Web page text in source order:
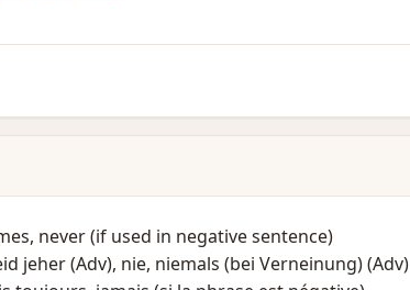
never (if used in negative sentence)​
jeher (Adv)​, nie, niemals (bei Verneinung)​ (Adv)​